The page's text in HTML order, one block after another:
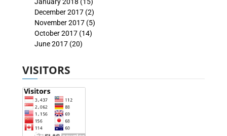
January 2018 (15)
December 2017(2)
November 2017(5)
October 2017(14)
June 2017(20)
VISITORS